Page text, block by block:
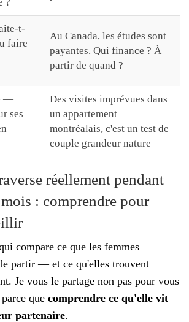
t-
faire
Au Canada, les études sont
payantes. Qui finance ? À
partir de quand ?
—
ses
Des visites imprévues dans
un appartement
montréalais, c'est un test de
couple grandeur nature
réellement pendant
: comprendre pour
compare ce que les femmes
partir — et ce qu'elles trouvent
Je vous le partage non pas pour vous
que comprendre ce qu'elle vit
partenaire.